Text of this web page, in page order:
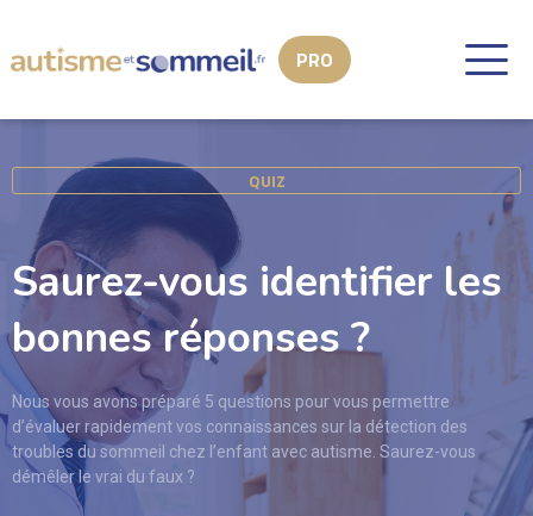
QUIZ
Saurez-vous identifier les
bonnes réponses ?
Nous vous avons préparé 5 questions pour vous permettre
d’évaluer rapidement vos connaissances sur la détection des
troubles du sommeil chez l’enfant avec autisme. Saurez-vous
démêler le vrai du faux ?